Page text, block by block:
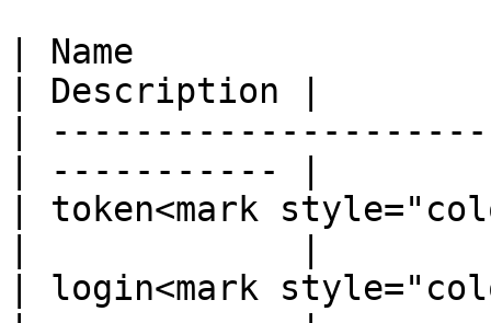
| Name
| Description |
|
| ----------- |
| token<mark
| login<mark